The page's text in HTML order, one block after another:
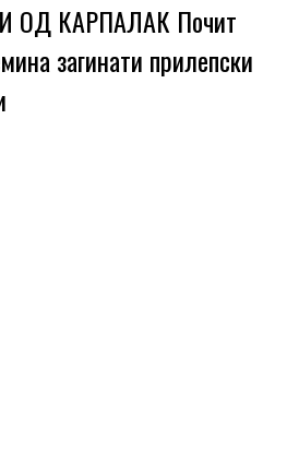
ОД КАРПАЛАК Почит
загинати прилепски